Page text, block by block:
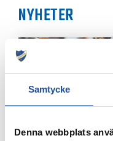
Samtycke
Denna webbplats
NYHETER